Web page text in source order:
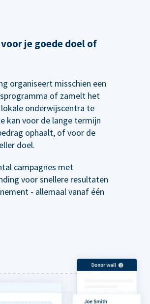
je goede doel of
organiseert misschien een
of zamelt het
onderwijscentra te
kan voor de lange termijn
ophaalt, of voor de
doel.
campagnes met
voor snellere resultaten
- allemaal vanaf één